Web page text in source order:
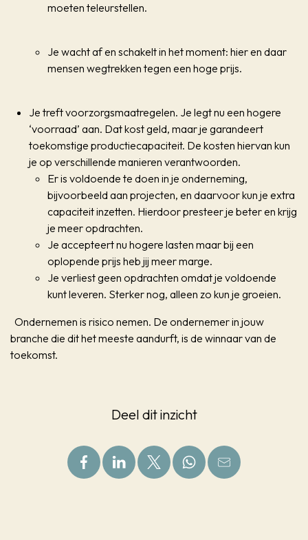
moeten teleurstellen.
Je wacht af en schakelt in het moment: hier en daar
mensen wegtrekken tegen een hoge prijs.
Je treft voorzorgsmaatregelen. Je legt nu een hogere
‘voorraad’ aan. Dat kost geld, maar je garandeert
toekomstige productiecapaciteit. De kosten hiervan kun
je op verschillende manieren verantwoorden.
Er is voldoende te doen in je onderneming,
bijvoorbeeld aan projecten, en daarvoor kun je extra
capaciteit inzetten. Hierdoor presteer je beter en krijg
je meer opdrachten.
Je accepteert nu hogere lasten maar bij een
oplopende prijs heb jij meer marge.
Je verliest geen opdrachten omdat je voldoende
kunt leveren. Sterker nog, alleen zo kun je groeien.
Ondernemen is risico nemen. De ondernemer in jouw
branche die dit het meeste aandurft, is de winnaar van de
toekomst.
Deel dit inzicht